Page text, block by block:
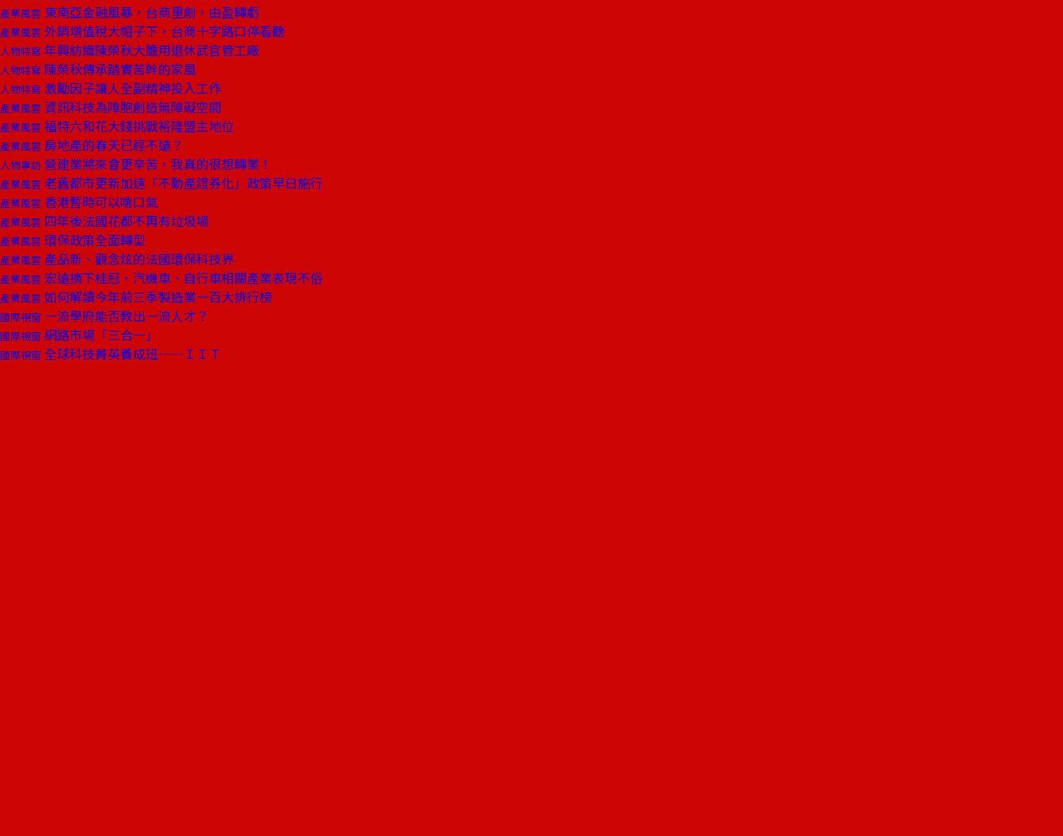
產業風雲 東南亞金融風暴，台商重創，由盈轉虧
產業風雲 外銷增值稅大帽子下，台商十字路口停看聽
人物特寫 年興紡織陳榮秋大膽用退休武官管工廠
人物特寫 陳榮秋傳承踏實苦幹的家風
人物特寫 激勵因子讓人全副精神投入工作
產業風雲 資訊科技為障胞創造無障礙空間
產業風雲 福特六和花大錢挑戰裕隆盟主地位
產業風雲 房地產的春天已經不遠？
人物專訪 營建業將來會更辛苦，我真的很想轉業！
產業風雲 老舊都市更新加速「不動產證券化」政策早日施行
產業風雲 香港暫時可以喘口氣
產業風雲 四年後法國花都不再有垃圾場
產業風雲 環保政策全面轉型
產業風雲 產品新、觀念炫的法國環保科技界
產業風雲 宏遠摘下桂冠，汽機車、自行車相關產業表現不俗
產業風雲 如何解讀今年前三季製造業一百大排行榜
國際視窗 一流學府能否教出一流人才？
國際視窗 網路市場「三合一」
國際視窗 全球科技菁英養成班——ＩＩＴ